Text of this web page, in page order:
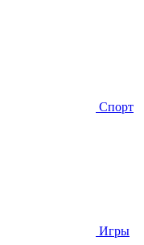
Спорт
Игры